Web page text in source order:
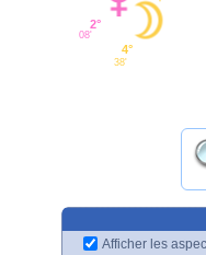
2°
08'
4°
38'
Afficher les